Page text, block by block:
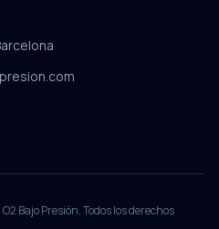
Bajo Presión. Todos los derechos